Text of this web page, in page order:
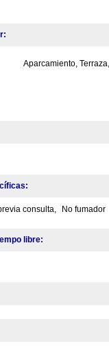
Aparcamiento,
consulta, No fumador
libre: